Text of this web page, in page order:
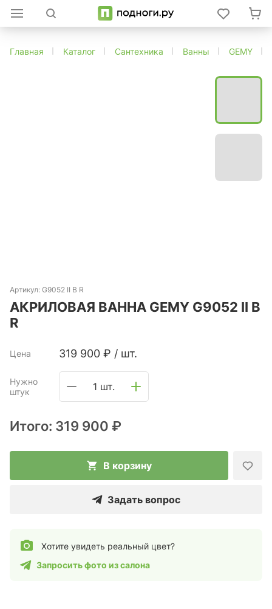
Главная Каталог Сантехника Ванны GEMY
Артикул: G9052 II B R
АКРИЛОВАЯ ВАННА GEMY G9052 II B
R
Цена 319 900 ₽ / шт.
Нужно
штук
1 шт.
Итого: 319 900 ₽
В корзину
Задать вопрос
Хотите увидеть реальный цвет?
Запросить фото из салона